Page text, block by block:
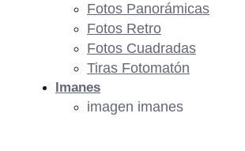
Fotos Panorámicas
Fotos Retro
Fotos Cuadradas
Tiras Fotomatón
Imanes
imagen imanes